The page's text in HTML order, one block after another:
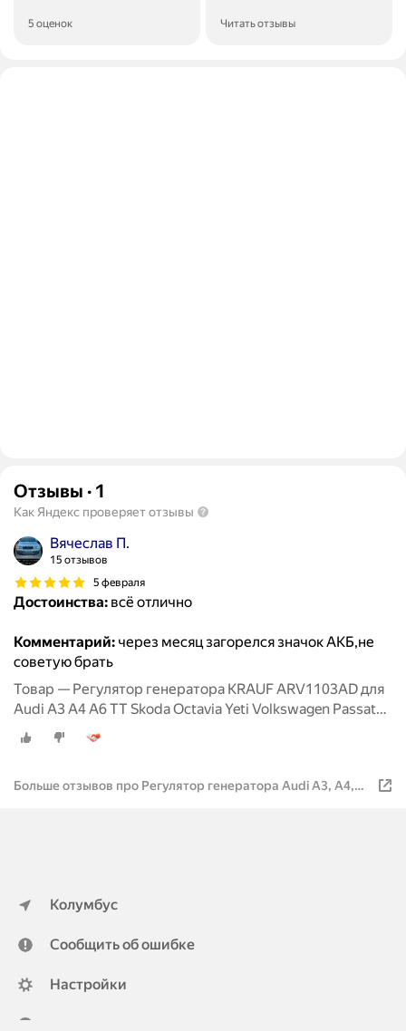
5 оценок Читать отзывы
Отзывы · 1
Как Яндекс проверяет отзывы
Вячеслав П.
15 отзывов
5 февраля
Достоинства: всё отлично
Комментарий: через месяц загорелся значок АКБ,не
советую брать
Товар — Регулятор генератора KRAUF ARV1103AD для
Audi A3 A4 A6 TT Skoda Octavia Yeti Volkswagen Passat
Tiguan Scirocco Seat Exeo Leon
Больше отзывов про Регулятор генератора Audi A3, A4,
Колумбус
Сообщить об ошибке
Настройки